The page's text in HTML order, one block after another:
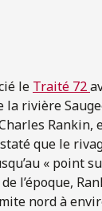
le Traité 72
rivière
Rankin,
que le
« point
l’époque,
nord à